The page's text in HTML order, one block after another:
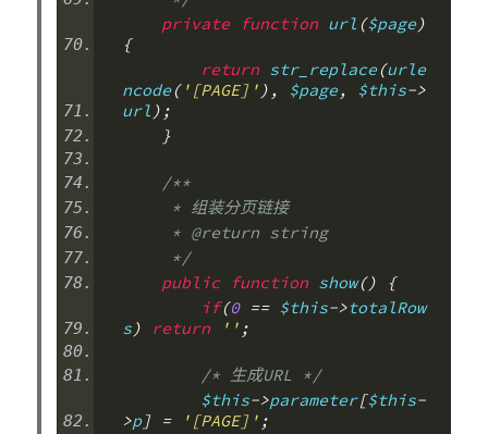
private
function url ($page)
{
return str_replace(urle
ncode('[PAGE]' ), $page, $this->
url );
}
/**
     * 组装分页链接
     * @return string
     */
public
function show()
{
if(0 == $this->totalRow
s ) return '' ;
/* 生成URL */
        $this
->parameter[$this-
>p] = '[PAGE]' ;